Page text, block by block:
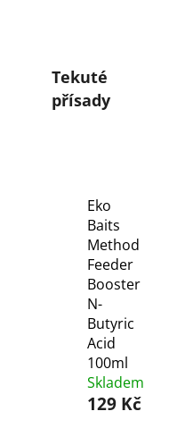
Tekuté
přísady
Eko
Baits
Method
Feeder
Booster
N-
Butyric
Acid
100ml
Skladem
129 Kč